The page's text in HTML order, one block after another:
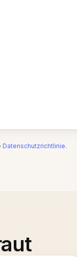
Datenschutzrichtlinie.